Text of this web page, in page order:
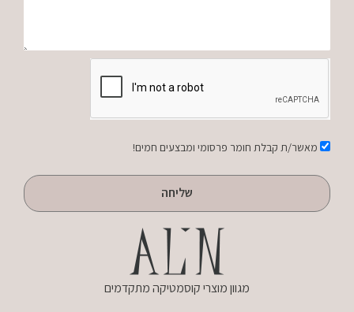
אישורמאשר/ת קבלת חומר פרסומי ומבצעים חמים!
שליחה
מגוון מוצרי קוסמטיקה מתקדמים